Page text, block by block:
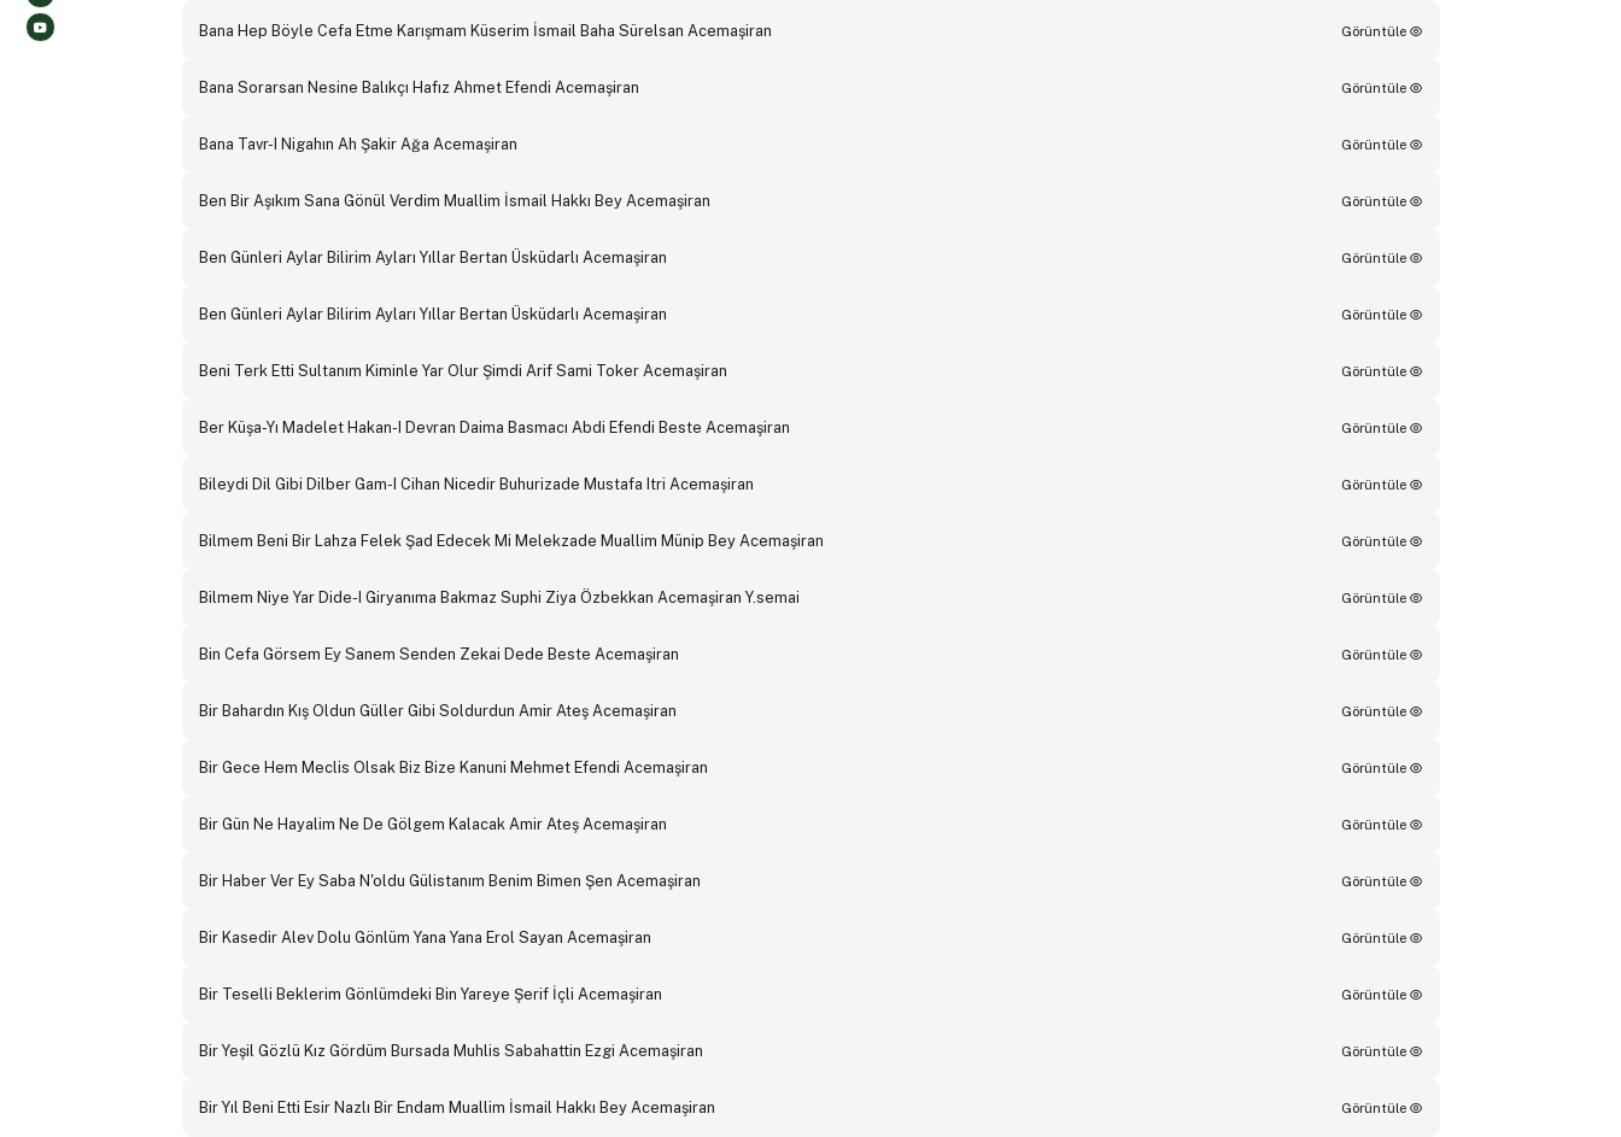
Bana Hep Böyle Cefa Etme Karışmam Küserim İsmail Baha Sürelsan Acemaşiran Görüntüle
Bana Sorarsan Nesine Balıkçı Hafız Ahmet Efendi Acemaşiran Görüntüle
Bana Tavr-I Nigahın Ah Şakir Ağa Acemaşiran Görüntüle
Ben Bir Aşıkım Sana Gönül Verdim Muallim İsmail Hakkı Bey Acemaşiran Görüntüle
Ben Günleri Aylar Bilirim Ayları Yıllar Bertan Üsküdarlı Acemaşiran Görüntüle
Ben Günleri Aylar Bilirim Ayları Yıllar Bertan Üsküdarlı Acemaşiran Görüntüle
Beni Terk Etti Sultanım Kiminle Yar Olur Şimdi Arif Sami Toker Acemaşiran Görüntüle
Ber Küşa-Yı Madelet Hakan-I Devran Daima Basmacı Abdi Efendi Beste Acemaşiran Görüntüle
Bileydi Dil Gibi Dilber Gam-I Cihan Nicedir Buhurizade Mustafa Itri Acemaşiran Görüntüle
Bilmem Beni Bir Lahza Felek Şad Edecek Mi Melekzade Muallim Münip Bey Acemaşiran Görüntüle
Bilmem Niye Yar Dide-I Giryanıma Bakmaz Suphi Ziya Özbekkan Acemaşiran Y.semai Görüntüle
Bin Cefa Görsem Ey Sanem Senden Zekai Dede Beste Acemaşiran Görüntüle
Bir Bahardın Kış Oldun Güller Gibi Soldurdun Amir Ateş Acemaşiran Görüntüle
Bir Gece Hem Meclis Olsak Biz Bize Kanuni Mehmet Efendi Acemaşiran Görüntüle
Bir Gün Ne Hayalim Ne De Gölgem Kalacak Amir Ateş Acemaşiran Görüntüle
Bir Haber Ver Ey Saba N'oldu Gülistanım Benim Bimen Şen Acemaşiran Görüntüle
Bir Kasedir Alev Dolu Gönlüm Yana Yana Erol Sayan Acemaşiran Görüntüle
Bir Teselli Beklerim Gönlümdeki Bin Yareye Şerif İçli Acemaşiran Görüntüle
Bir Yeşil Gözlü Kız Gördüm Bursada Muhlis Sabahattin Ezgi Acemaşiran Görüntüle
Bir Yıl Beni Etti Esir Nazlı Bir Endam Muallim İsmail Hakkı Bey Acemaşiran Görüntüle